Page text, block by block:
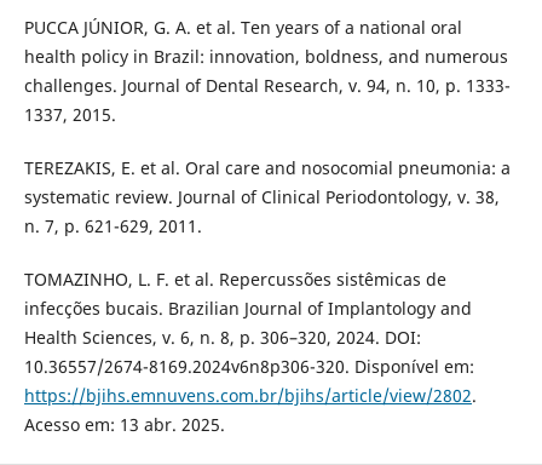
PUCCA JÚNIOR, G. A. et al. Ten years of a national oral
health policy in Brazil: innovation, boldness, and numerous
challenges. Journal of Dental Research, v. 94, n. 10, p. 1333-
1337, 2015.
TEREZAKIS, E. et al. Oral care and nosocomial pneumonia: a
systematic review. Journal of Clinical Periodontology, v. 38,
n. 7, p. 621-629, 2011.
TOMAZINHO, L. F. et al. Repercussões sistêmicas de
infecções bucais. Brazilian Journal of Implantology and
Health Sciences, v. 6, n. 8, p. 306–320, 2024. DOI:
10.36557/2674-8169.2024v6n8p306-320. Disponível em:
https://bjihs.emnuvens.com.br/bjihs/article/view/2802.
Acesso em: 13 abr. 2025.